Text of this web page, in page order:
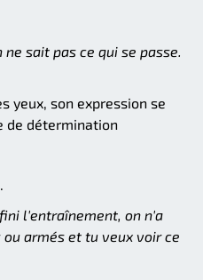
sait pas ce qui se passe.
yeux, son expression se
de détermination
l'entraînement, on n'a
armés et tu veux voir ce